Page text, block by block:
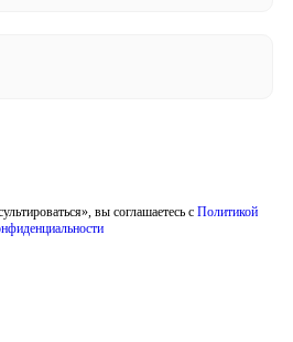
вы соглашаетесь с Политикой